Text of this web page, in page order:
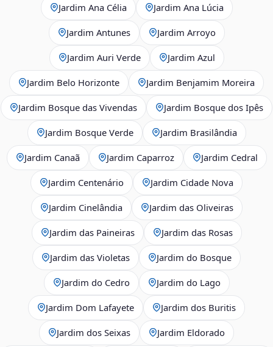
Jardim Ana Célia Jardim Ana Lúcia
Jardim Antunes Jardim Arroyo
Jardim Auri Verde Jardim Azul
Jardim Belo Horizonte Jardim Benjamim Moreira
Jardim Bosque das Vivendas Jardim Bosque dos Ipês
Jardim Bosque Verde Jardim Brasilândia
Jardim Canaã Jardim Caparroz Jardim Cedral
Jardim Centenário Jardim Cidade Nova
Jardim Cinelândia Jardim das Oliveiras
Jardim das Paineiras Jardim das Rosas
Jardim das Violetas Jardim do Bosque
Jardim do Cedro Jardim do Lago
Jardim Dom Lafayete Jardim dos Buritis
Jardim dos Seixas Jardim Eldorado